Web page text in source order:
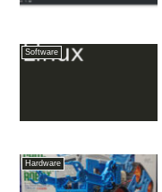
Software
Hardware